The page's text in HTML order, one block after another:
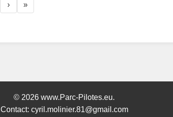
› »
© 2026 www.Parc-Pilotes.eu.
Contact: cyril.molinier.81@gmail.com